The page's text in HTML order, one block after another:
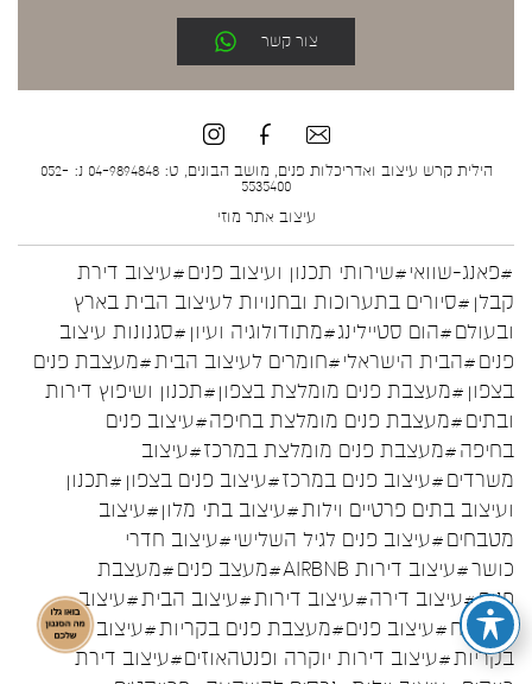
צור קשר
הילית קרש עיצוב ואדריכלות פנים, מושב הבונים, ט: 04-9894848 נ: 052-
5535400
עיצוב אתר מוזי
#פאנג-שוואי#שירותי תכנון ועיצוב פנים#עיצוב דירת
קבלן #סיורים בתערוכות ובחנויות לעיצוב הבית בארץ
ובעולם#הום סטיילינג#מתודולוגיה ועיון #סגנונות עיצוב
פנים#הבית הישראלי#חומרים לעיצוב הבית#מעצבת פנים
בצפון #מעצבת פנים מומלצת בצפון#תכנון ושיפוץ דירות
ובתים#מעצבת פנים מומלצת בחיפה#עיצוב פנים
בחיפה#מעצבת פנים מומלצת במרכז#עיצוב
משרדים#עיצוב פנים במרכז#עיצוב פנים בצפון #תכנון
ועיצוב בתים פרטיים וילות#עיצוב בתי מלון#עיצוב
מטבחים#עיצוב פנים לגיל השלישי#עיצוב חדרי
כושר#עיצוב דירות AIRBNB #מעצב פנים#מעצבת
פנים#עיצוב דירה#עיצוב דירות#עיצוב הבית#עיצוב
המטבח#עיצוב פנים#מעצבת פנים בקריות#עיצוב פנים
בקריות#עיצוב דירות יוקרה ופנטהאוזים#עיצוב דירת